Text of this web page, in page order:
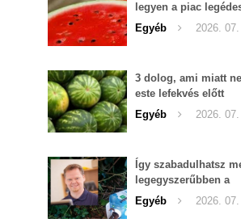
legyen a piac
görögdinnyéje
Egyéb 2026.
3 dolog, ami miatt
este lefekvés előtt
görögdinnyét enni
Egyéb 2026.
Így szabadulhatsz
legegyszerűbben a
pucércsigáktól
Egyéb 2026.